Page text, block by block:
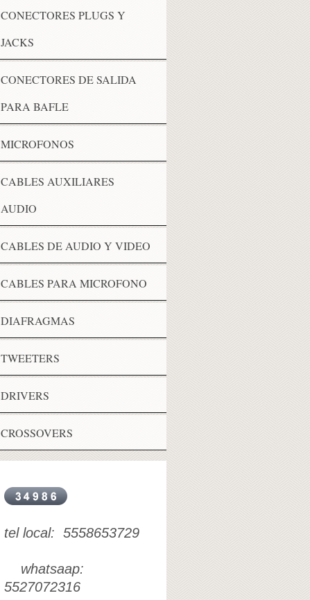
CONECTORES PLUGS Y
JACKS
CONECTORES DE SALIDA
PARA BAFLE
MICROFONOS
CABLES AUXILIARES
AUDIO
CABLES DE AUDIO Y VIDEO
CABLES PARA MICROFONO
DIAFRAGMAS
TWEETERS
DRIVERS
CROSSOVERS
tel local: 5558653729
whatsaap:
5527072316